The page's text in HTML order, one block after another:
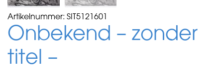
Artikelnummer: SIT5121601
Onbekend – zonder
titel –